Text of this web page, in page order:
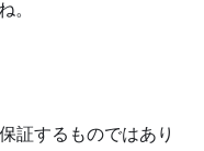
。
証するものではあり